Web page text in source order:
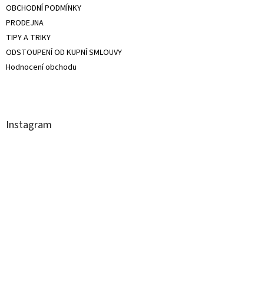
OBCHODNÍ PODMÍNKY
PRODEJNA
TIPY A TRIKY
ODSTOUPENÍ OD KUPNÍ SMLOUVY
Hodnocení obchodu
Instagram